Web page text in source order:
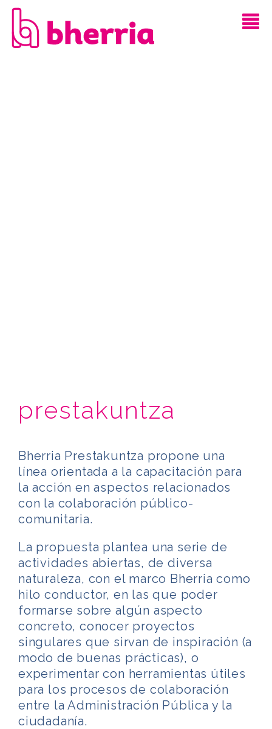
prestakuntza
Bherria Prestakuntza propone una
línea orientada a la capacitación para
la acción en aspectos relacionados
con la colaboración público-
comunitaria.
La propuesta plantea una serie de
actividades abiertas, de diversa
naturaleza, con el marco Bherria como
hilo conductor, en las que poder
formarse sobre algún aspecto
concreto, conocer proyectos
singulares que sirvan de inspiración (a
modo de buenas prácticas), o
experimentar con herramientas útiles
para los procesos de colaboración
entre la Administración Pública y la
ciudadanía.